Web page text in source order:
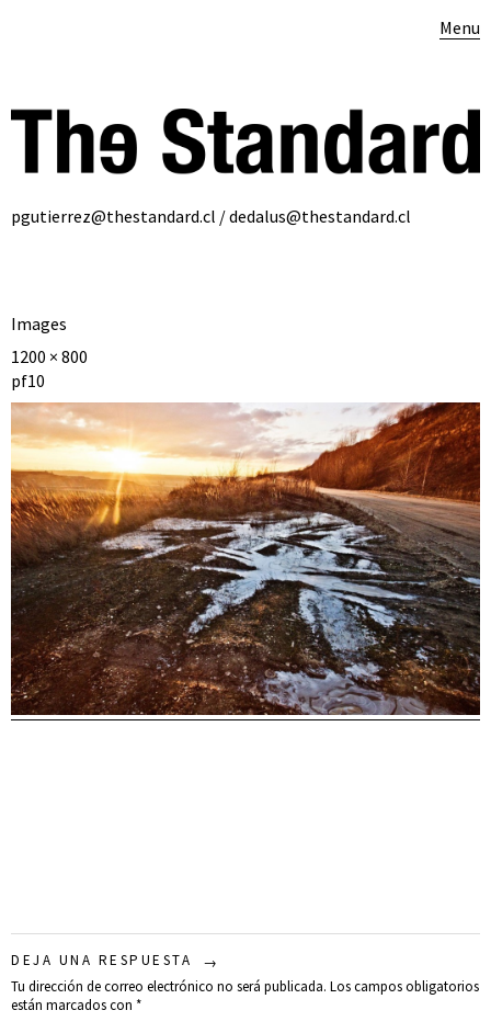
Menu
pgutierrez@thestandard.cl / dedalus@thestandard.cl
Images
1200 × 800
pf10
DEJA UNA RESPUESTA
Tu dirección de correo electrónico no será publicada. Los campos obligatorios
están marcados con *